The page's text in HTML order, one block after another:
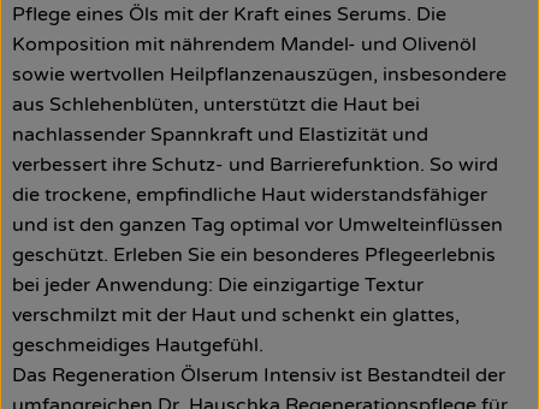
Blog
Rezepte
Pflege eines Öls mit der Kraft eines Serums. Die
Komposition mit nährendem Mandel- und Olivenöl
sowie wertvollen Heilpflanzenauszügen, insbesondere
aus Schlehenblüten, unterstützt die Haut bei
nachlassender Spannkraft und Elastizität und
verbessert ihre Schutz- und Barrierefunktion. So wird
die trockene, empfindliche Haut widerstandsfähiger
und ist den ganzen Tag optimal vor Umwelteinflüssen
geschützt. Erleben Sie ein besonderes Pflegeerlebnis
bei jeder Anwendung: Die einzigartige Textur
verschmilzt mit der Haut und schenkt ein glattes,
geschmeidiges Hautgefühl.
Das Regeneration Ölserum Intensiv ist Bestandteil der